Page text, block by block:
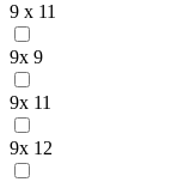
9 x 11
9x 9
9x 11
9x 12